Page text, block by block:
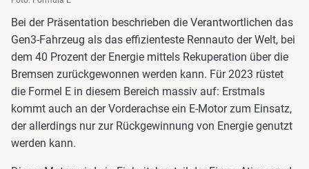
Bei der Präsentation beschrieben die Verantwortlichen das
Gen3-Fahrzeug als das effizienteste Rennauto der Welt, bei
dem 40 Prozent der Energie mittels Rekuperation über die
Bremsen zurückgewonnen werden kann. Für 2023 rüstet
die Formel E in diesem Bereich massiv auf: Erstmals
kommt auch an der Vorderachse ein E-Motor zum Einsatz,
der allerdings nur zur Rückgewinnung von Energie genutzt
werden kann.